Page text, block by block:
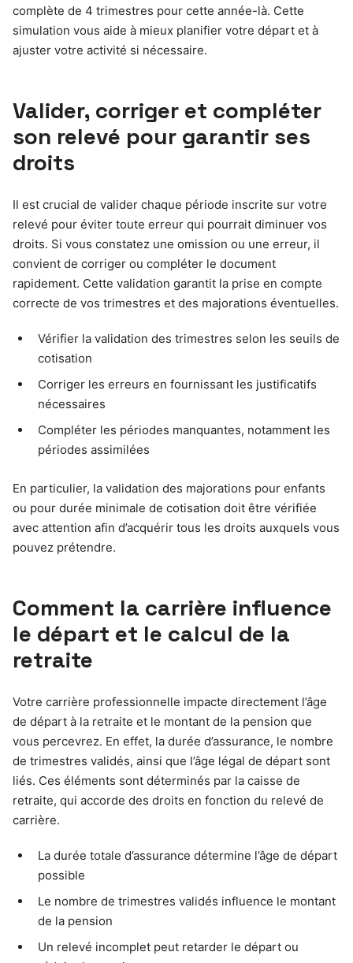
complète de 4 trimestres pour cette année-là. Cette
simulation vous aide à mieux planifier votre départ et à
ajuster votre activité si nécessaire.
Valider, corriger et compléter
son relevé pour garantir ses
droits
Il est crucial de valider chaque période inscrite sur votre
relevé pour éviter toute erreur qui pourrait diminuer vos
droits. Si vous constatez une omission ou une erreur, il
convient de corriger ou compléter le document
rapidement. Cette validation garantit la prise en compte
correcte de vos trimestres et des majorations éventuelles.
Vérifier la validation des trimestres selon les seuils de
cotisation
Corriger les erreurs en fournissant les justificatifs
nécessaires
Compléter les périodes manquantes, notamment les
périodes assimilées
En particulier, la validation des majorations pour enfants
ou pour durée minimale de cotisation doit être vérifiée
avec attention afin d’acquérir tous les droits auxquels vous
pouvez prétendre.
Comment la carrière influence
le départ et le calcul de la
retraite
Votre carrière professionnelle impacte directement l’âge
de départ à la retraite et le montant de la pension que
vous percevrez. En effet, la durée d’assurance, le nombre
de trimestres validés, ainsi que l’âge légal de départ sont
liés. Ces éléments sont déterminés par la caisse de
retraite, qui accorde des droits en fonction du relevé de
carrière.
La durée totale d’assurance détermine l’âge de départ
possible
Le nombre de trimestres validés influence le montant
de la pension
Un relevé incomplet peut retarder le départ ou